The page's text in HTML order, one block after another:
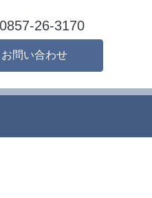
0857-26-3170
お問い合わせ